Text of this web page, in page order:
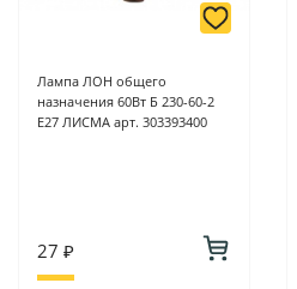
Лампа ЛОН общего
назначения 60Вт Б 230-60-2
Е27 ЛИСМА арт. 303393400
27 ₽